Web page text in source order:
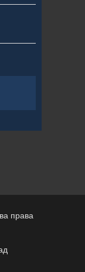
права